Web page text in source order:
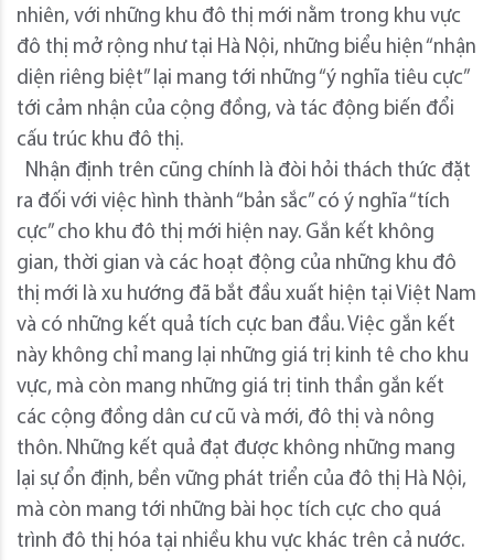
nhiên, với những khu đô thị mới nằm trong khu vực
đô thị mở rộng như tại Hà Nội, những biểu hiện “nhận
diện riêng biệt” lại mang tới những “ý nghĩa tiêu cực”
tới cảm nhận của cộng đồng, và tác động biến đổi
cấu trúc khu đô thị.
Nhận định trên cũng chính là đòi hỏi thách thức đặt
ra đối với việc hình thành “bản sắc” có ý nghĩa “tích
cực” cho khu đô thị mới hiện nay. Gắn kết không
gian, thời gian và các hoạt động của những khu đô
thị mới là xu hướng đã bắt đầu xuất hiện tại Việt Nam
và có những kết quả tích cực ban đầu. Việc gắn kết
này không chỉ mang lại những giá trị kinh tê cho khu
vực, mà còn mang những giá trị tinh thần gắn kết
các cộng đồng dân cư cũ và mới, đô thị và nông
thôn. Những kết quả đạt được không những mang
lại sự ổn định, bền vững phát triển của đô thị Hà Nội,
mà còn mang tới những bài học tích cực cho quá
trình đô thị hóa tại nhiều khu vực khác trên cả nước.